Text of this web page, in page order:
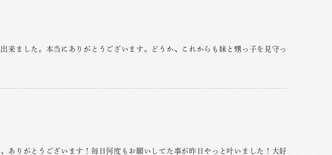
来ました。本当にありがとうございます。どうか、これからも妹と甥っ子を見守っ
ありがとうございます！毎日何度もお願いしてた事が昨日やっと叶いました！大好